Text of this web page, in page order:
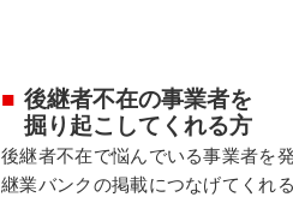
後継者不在の事業者を
掘り起こしてくれる方
後継者不在で悩んでいる事業者を発
継業バンクの掲載につなげてくれ